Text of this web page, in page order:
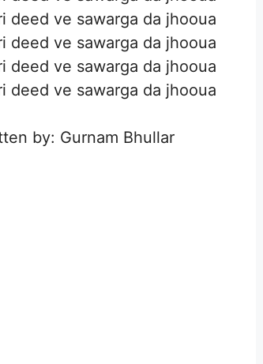
deed ve sawarga da jhooua
deed ve sawarga da jhooua
deed ve sawarga da jhooua
deed ve sawarga da jhooua
by: Gurnam Bhullar